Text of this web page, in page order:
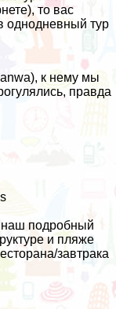
то вас
однодневный тур
, к нему мы
правда
наш подробный
и пляже
завтрака